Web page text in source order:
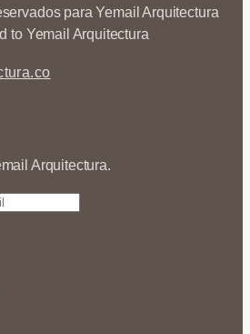
para Yemail Arquitectura
to Yemail Arquitectura
Arquitectura.